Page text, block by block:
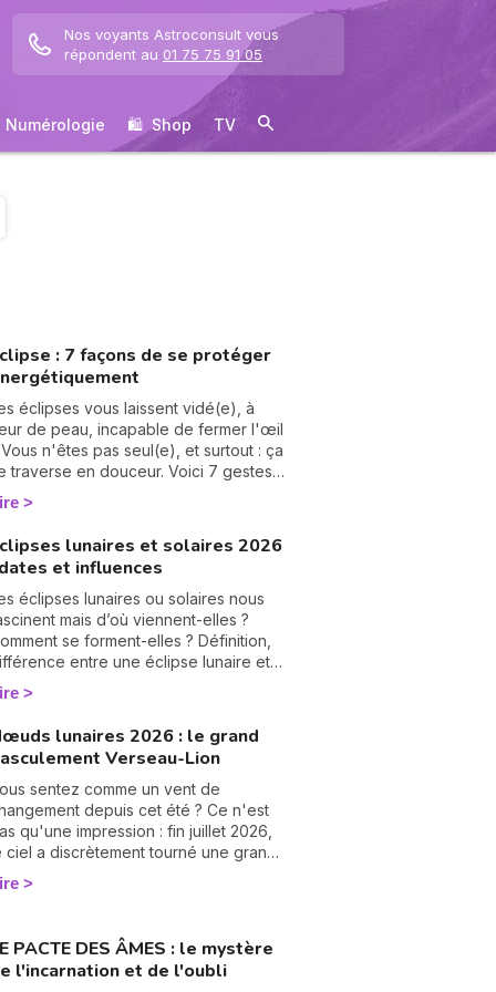
Nos voyants Astroconsult vous
répondent au 01 75 75 91 05
Numérologie 🛍 ️ Shop TV
: 7 façons de se protéger
éclipses vous laissent vidé(e), à
de peau, incapable de fermer l'œil
Vous n'êtes pas seul(e), et surtout : ça
traverse en douceur. Voici 7 gestes
et bienveillants pour vous
énergétiquement et retrouver
calme intérieur. 🛡️🌒
lunaires et solaires 2026
et influences
éclipses lunaires ou solaires nous
mais d’où viennent-elles ?
se forment-elles ? Définition,
entre une éclipse lunaire et
influence en astrologie et dates
éclipses en 2025, je vous dis tout
lunaires 2026 : le grand
Verseau-Lion
sentez comme un vent de
depuis cet été ? Ce n'est
qu'une impression : fin juillet 2026,
ciel a discrètement tourné une grande
Les nœuds lunaires ont changé
! Le nœud nord quitte les
que le nœud sud passe de la
au Lion. Rassurez-vous, pas
d'être astrologue pour le
PACTE DES ÂMES : le mystère
l'incarnation et de l'oubli